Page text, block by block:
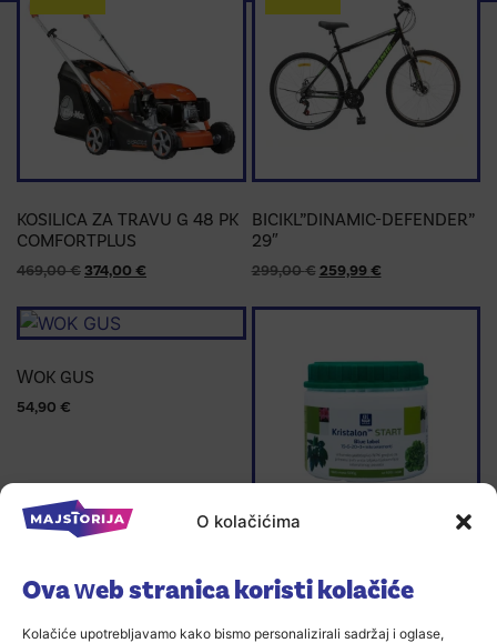
O kolačićima
Ova web stranica koristi kolačiće
Kolačiće upotrebljavamo kako bismo personalizirali sadržaj i oglase,
KOSILICA ZA TRAVU G 48 PK
COMFORTPLUS
469,00€374,00 €
BICIKL”DINAMIC-DEFENDER”
29″
299,00€ 259,99€
WOK GUS
54,90 €
19+6+20 500 G